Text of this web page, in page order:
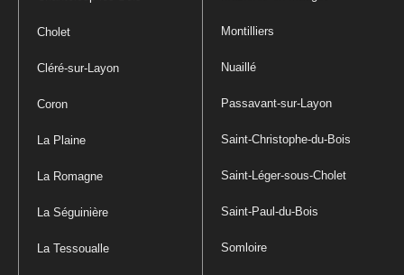
Cholet
Cléré-sur-Layon
Coron
La Plaine
La Romagne
La Séguinière
La Tessoualle
Montilliers
Nuaillé
Passavant-sur-Layon
Saint-Christophe-du-Bois
Saint-Léger-sous-Cholet
Saint-Paul-du-Bois
Somloire